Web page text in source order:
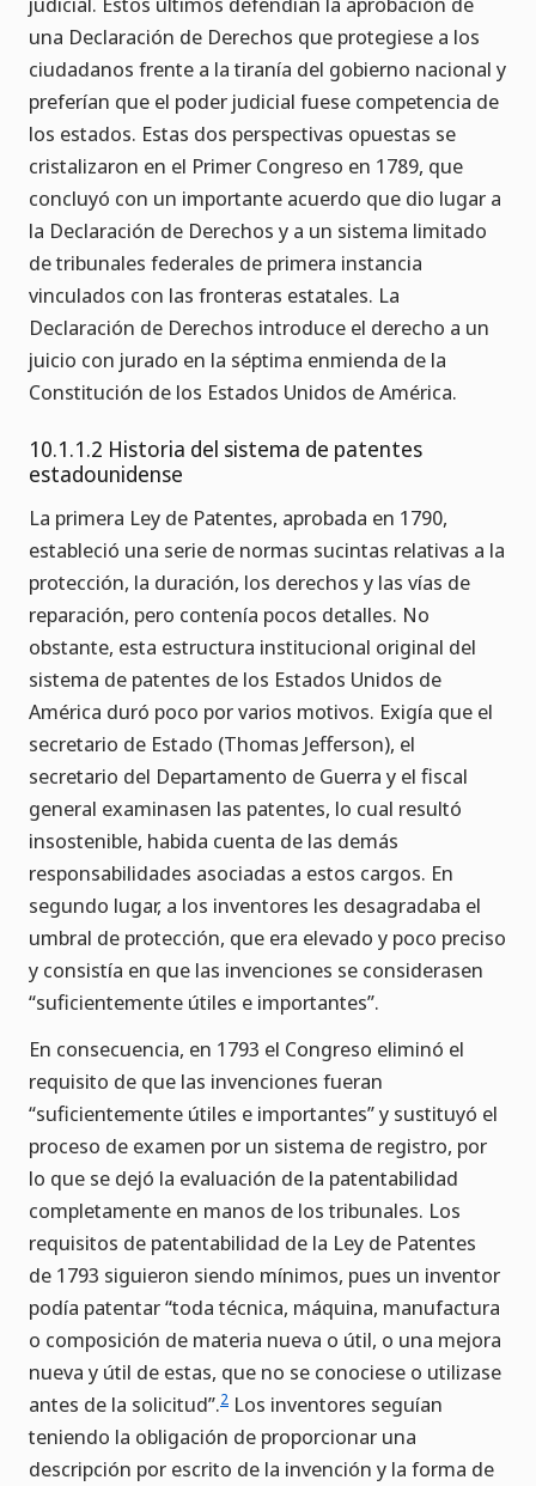
una Declaración de Derechos que protegiese a los
ciudadanos frente a la tiranía del gobierno nacional y
preferían que el poder judicial fuese competencia de
los estados. Estas dos perspectivas opuestas se
cristalizaron en el Primer Congreso en 1789, que
concluyó con un importante acuerdo que dio lugar a
la Declaración de Derechos y a un sistema limitado
de tribunales federales de primera instancia
vinculados con las fronteras estatales. La
Declaración de Derechos introduce el derecho a un
juicio con jurado en la séptima enmienda de la
Constitución de los Estados Unidos de América.
10.1.1.2 Historia del sistema de patentes
estadounidense
La primera Ley de Patentes, aprobada en 1790,
estableció una serie de normas sucintas relativas a la
protección, la duración, los derechos y las vías de
reparación, pero contenía pocos detalles. No
obstante, esta estructura institucional original del
sistema de patentes de los Estados Unidos de
América duró poco por varios motivos. Exigía que el
secretario de Estado (Thomas Jefferson), el
secretario del Departamento de Guerra y el fiscal
general examinasen las patentes, lo cual resultó
insostenible, habida cuenta de las demás
responsabilidades asociadas a estos cargos. En
segundo lugar, a los inventores les desagradaba el
umbral de protección, que era elevado y poco preciso
y consistía en que las invenciones se considerasen
“suficientemente útiles e importantes”.
En consecuencia, en 1793 el Congreso eliminó el
requisito de que las invenciones fueran
“suficientemente útiles e importantes” y sustituyó el
proceso de examen por un sistema de registro, por
lo que se dejó la evaluación de la patentabilidad
completamente en manos de los tribunales. Los
requisitos de patentabilidad de la Ley de Patentes
de 1793 siguieron siendo mínimos, pues un inventor
podía patentar “toda técnica, máquina, manufactura
o composición de materia nueva o útil, o una mejora
nueva y útil de estas, que no se conociese o utilizase
antes de la solicitud”.2 Los inventores seguían
teniendo la obligación de proporcionar una
descripción por escrito de la invención y la forma de